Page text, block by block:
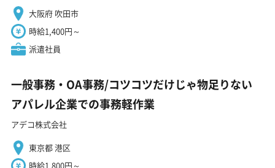
大阪府 吹田市
時給1,400円～
派遣社員
一般事務・OA事務/コツコツだけじゃ物足りない
アパレル企業での事務軽作業
アデコ株式会社
東京都 港区
時給1,800円～